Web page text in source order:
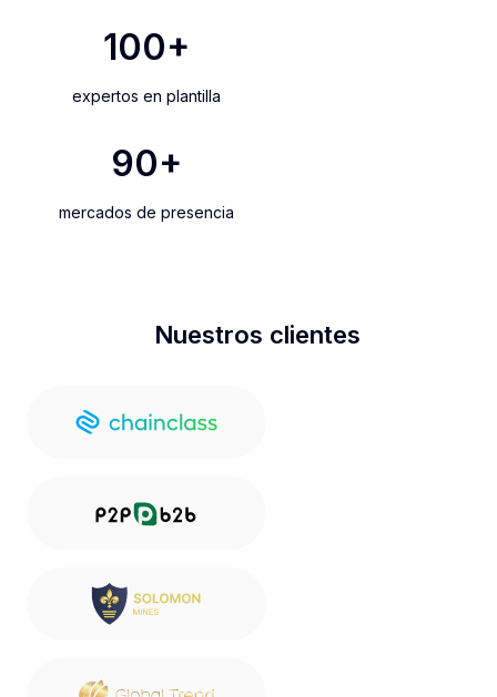
100+
expertos en plantilla
90+
mercados de presencia
Nuestros clientes